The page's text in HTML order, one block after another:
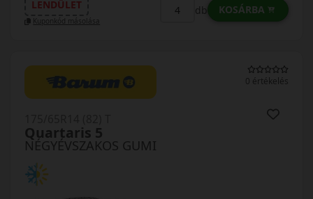
LENDÜLET
Kuponkód másolása
db KOSÁRBA
0 értékelés
NÉGYÉVSZAKOS GUMI
Quartaris 5